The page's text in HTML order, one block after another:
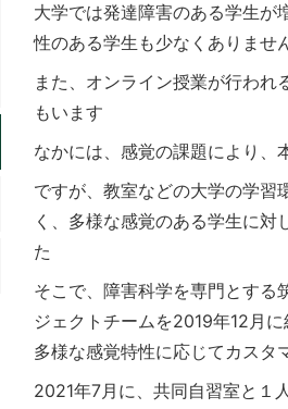
大学では発達障害のある学生が
性のある学生も少なくありませ
また、オンライン授業が行わ
もいます
なかには、感覚の課題により、
ですが、教室などの大学の学習
く、多様な感覚のある学生に
た
そこで、障害科学を専門とする
ジェクトチームを2019年12月
多様な感覚特性に応じてカスタ
2021年7月に、共同自習室と１